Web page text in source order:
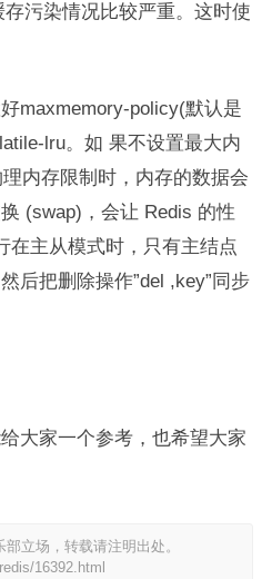
污染情况比较严重。这时使
maxmemory-policy(默认是
lru。如 果不设置最大内
内存限制时，内存的数据会
(swap)，会让 Redis 的性
在主从模式时，只有主结点
后把删除操作”del ,key”同步
大家一个参考，也希望大家
立场，转载请注明出处。
16392.html